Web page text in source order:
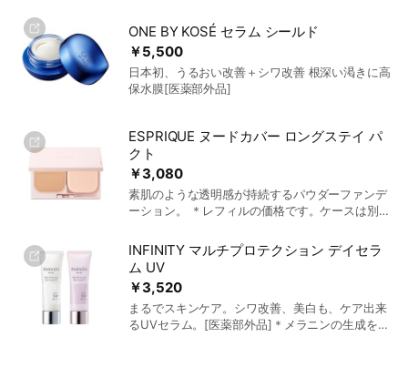
￥5,500
ONE BY KOSÉ セラム シールド
日本初、うるおい改善＋シワ改善 根深い渇きに高
保水膜[医薬部外品]
￥3,080
ESPRIQUE ヌードカバー ロングステイ パ
クト
素肌のような透明感が持続するパウダーファンデ
ーション。 ＊レフィルの価格です。ケースは別売
￥3,520
INFINITY マルチプロテクション デイセラ
ム UV
まるでスキンケア。シワ改善、美白も、ケア出来
るUVセラム。[医薬部外品]＊メラニンの生成を抑